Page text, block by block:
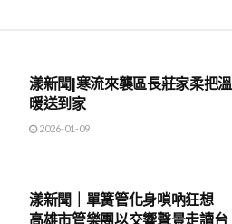
漾新聞|寒流來襲區長莊家柔把溫
暖送到家
2026-01-09
漾新聞｜單簧管化身嗩吶狂想
高雄市管樂團以交響聲景走讀台